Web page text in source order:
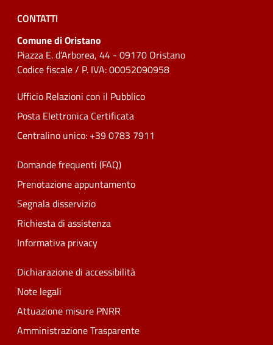
CONTATTI
Comune di Oristano
Piazza E. d'Arborea, 44 - 09170 Oristano
Codice fiscale / P. IVA: 00052090958
Ufficio Relazioni con il Pubblico
Posta Elettronica Certificata
Centralino unico: +39 0783 7911
Domande frequenti (FAQ)
Prenotazione appuntamento
Segnala disservizio
Richiesta di assistenza
Informativa privacy
Dichiarazione di accessibilità
Note legali
Attuazione misure PNRR
Amministrazione Trasparente